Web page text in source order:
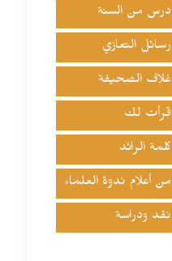
درس من السنة
رسائل التعازي
غلاف الصحيفة
قرأت لك
كلمة الرائد
من أعلام ندوة العلماء
نقد ودراسة